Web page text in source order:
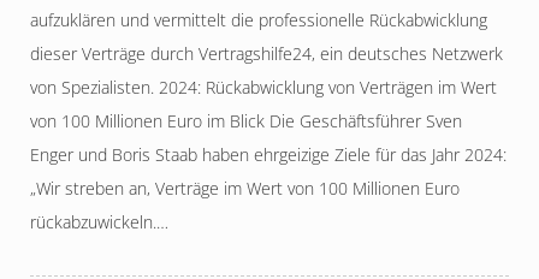
aufzuklären und vermittelt die professionelle Rückabwicklung
dieser Verträge durch Vertragshilfe24, ein deutsches Netzwerk
von Spezialisten. 2024: Rückabwicklung von Verträgen im Wert
von 100 Millionen Euro im Blick Die Geschäftsführer Sven
Enger und Boris Staab haben ehrgeizige Ziele für das Jahr 2024:
„Wir streben an, Verträge im Wert von 100 Millionen Euro
rückabzuwickeln.…